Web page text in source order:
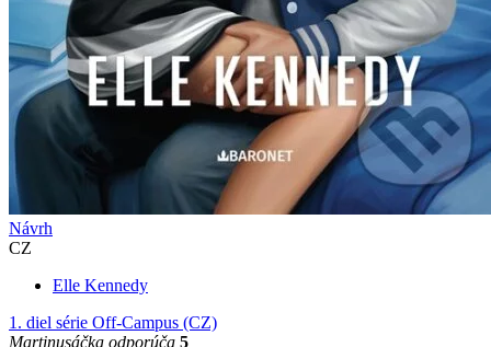
Návrh
CZ
Elle Kennedy
1. diel série Off-Campus (CZ)
Martinusáčka odporúča 5